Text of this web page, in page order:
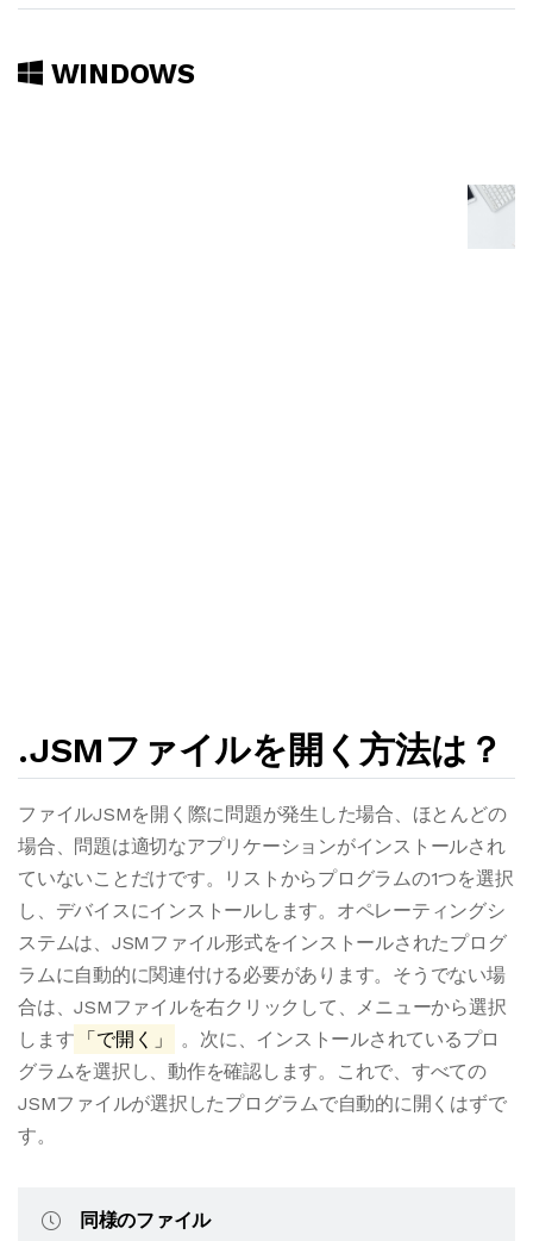
WINDOWS
.JSMファイルを開く方法は？
ファイルJSMを開く際に問題が発生した場合、ほとんどの
場合、問題は適切なアプリケーションがインストールされ
ていないことだけです。リストからプログラムの1つを選択
し、デバイスにインストールします。オペレーティングシ
ステムは、JSMファイル形式をインストールされたプログ
ラムに自動的に関連付ける必要があります。そうでない場
合は、JSMファイルを右クリックして、メニューから選択
します
「で開く」
。次に、インストールされているプロ
グラムを選択し、動作を確認します。これで、すべての
JSMファイルが選択したプログラムで自動的に開くはずで
す。
同様のファイル